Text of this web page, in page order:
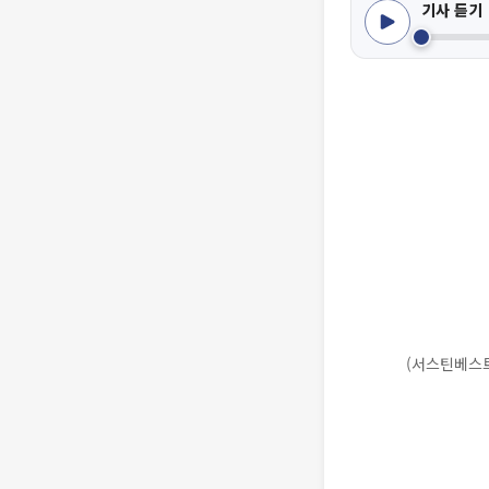
기사 듣기
(서스틴베스